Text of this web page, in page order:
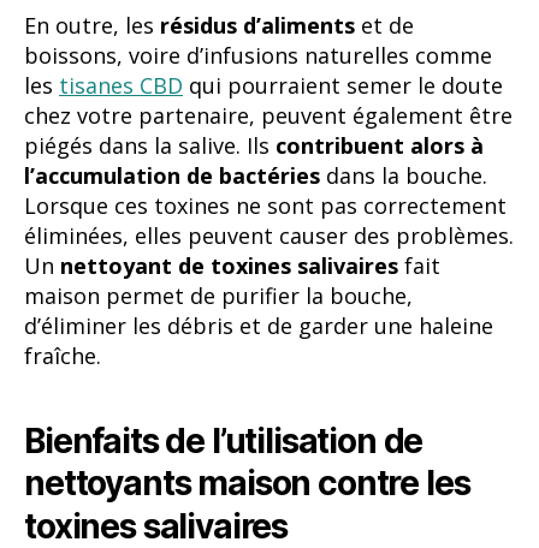
En outre, les résidus d’aliments et de
boissons, voire d’infusions naturelles comme
les tisanes CBD qui pourraient semer le doute
chez votre partenaire, peuvent également être
piégés dans la salive. Ils contribuent alors à
l’accumulation de bactéries dans la bouche.
Lorsque ces toxines ne sont pas correctement
éliminées, elles peuvent causer des problèmes.
Un nettoyant de toxines salivaires fait
maison permet de purifier la bouche,
d’éliminer les débris et de garder une haleine
fraîche.
Bienfaits de l’utilisation de
nettoyants maison contre les
toxines salivaires